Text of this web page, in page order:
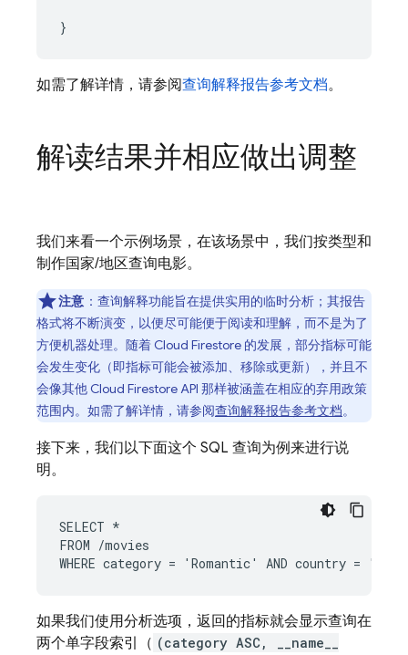
}
如需了解详情，请参阅查询解释报告参考文档。
解读结果并相应做出调整
我们来看一个示例场景，在该场景中，我们按类型和
制作国家/地区查询电影。
注意 ：查询解释功能旨在提供实用的临时分析；其报告
格式将不断演变，以便尽可能便于阅读和理解，而不是为了
方便机器处理。随着 Cloud Firestore 的发展，部分指标可能
会发生变化（即指标可能会被添加、移除或更新），并且不
会像其他 Cloud FirestoreAPI 那样被涵盖在相应的弃用政策
范围内。如需了解详情，请参阅查询解释报告参考文档。
接下来，我们以下面这个 SQL 查询为例来进行说
明。
SELECT *
FROM /movies
WHERE category = 'Romantic' AND country =
如果我们使用分析选项，返回的指标就会显示查询在
两个单字段索引（ (category ASC, __name__